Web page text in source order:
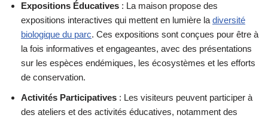
Expositions Éducatives : La maison propose des
expositions interactives qui mettent en lumière la diversité
biologique du parc. Ces expositions sont conçues pour être à
la fois informatives et engageantes, avec des présentations
sur les espèces endémiques, les écosystèmes et les efforts
de conservation.
Activités Participatives : Les visiteurs peuvent participer à
des ateliers et des activités éducatives, notamment des